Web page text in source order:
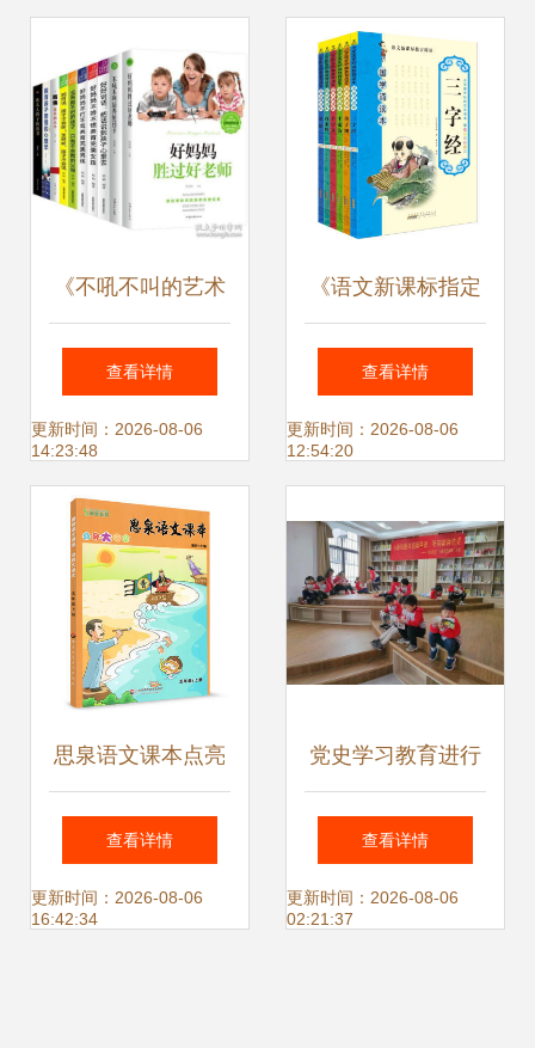
设
《不吼不叫的艺术
家庭教育的力量与
温度》
查看详情
更新时间：2026-08-06
14:23:48
《语文新课标指定
阅读·国学诵读本全
6册》书评 小学生
查看详情
更新时间：2026-08-06
12:54:20
思泉语文课本点亮
大语文 五年级上册
的成长与智慧
查看详情
更新时间：2026-08-06
16:42:34
党史学习教育进行
时 小新的图书馆第
一课——听阿婆讲
查看详情
更新时间：2026-08-06
02:21:37